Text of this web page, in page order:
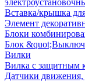
Вставка/крышка
Элемент
Блоки
Блок
Вилки
Вилка с защитным
Датчики